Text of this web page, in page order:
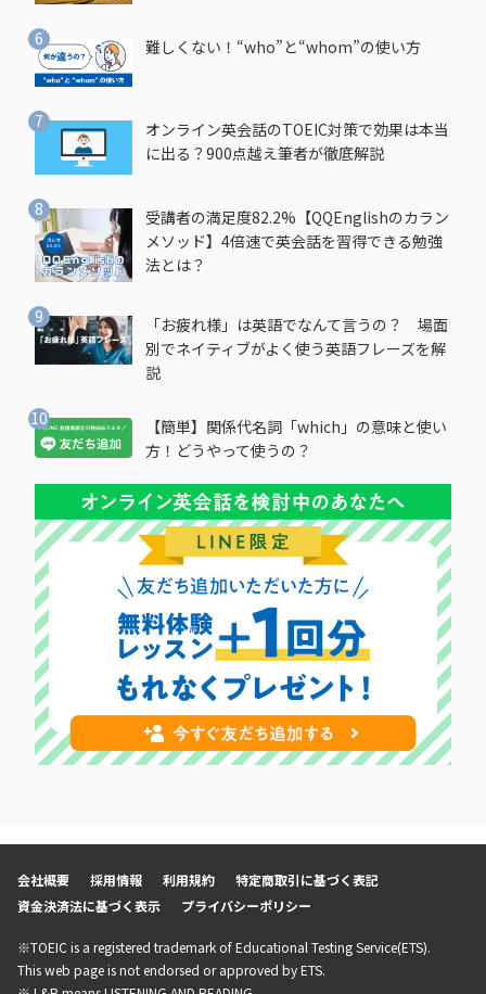
難しくない！“who”と“whom”の使い方
オンライン英会話のTOEIC対策で効果は本当
に出る？900点越え筆者が徹底解説
受講者の満足度82.2%【QQEnglishのカラン
メソッド】4倍速で英会話を習得できる勉強
法とは？
「お疲れ様」は英語でなんて言うの？ 場面
別でネイティブがよく使う英語フレーズを解
説
【簡単】関係代名詞「which」の意味と使い
方！どうやって使うの？
会社概要 採用情報 利用規約
特定商取引に基づく表記
資金決済法に基づく表示
プライバシーポリシー
※TOEIC is a registered trademark of Educational Testing Service(ETS).
This web page is not endorsed or approved by ETS.